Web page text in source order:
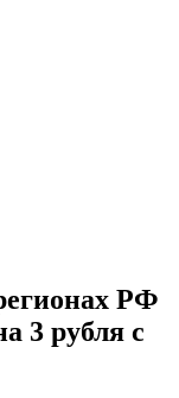
РФ
3 рубля с